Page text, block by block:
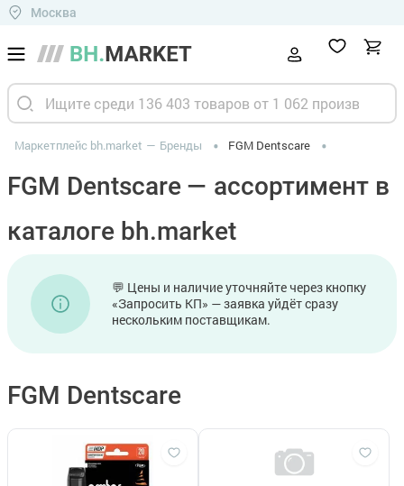
Москва
Маркетплейс bh.market Бренды FGM Dentscare
FGM Dentscare — ассортимент в
каталоге bh.market
💬 Цены и наличие уточняйте через кнопку
«Запросить КП» — заявка уйдёт сразу
нескольким поставщикам.
FGM Dentscare